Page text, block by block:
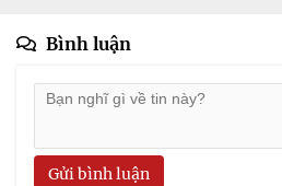
Bình luận
Gửi bình luận